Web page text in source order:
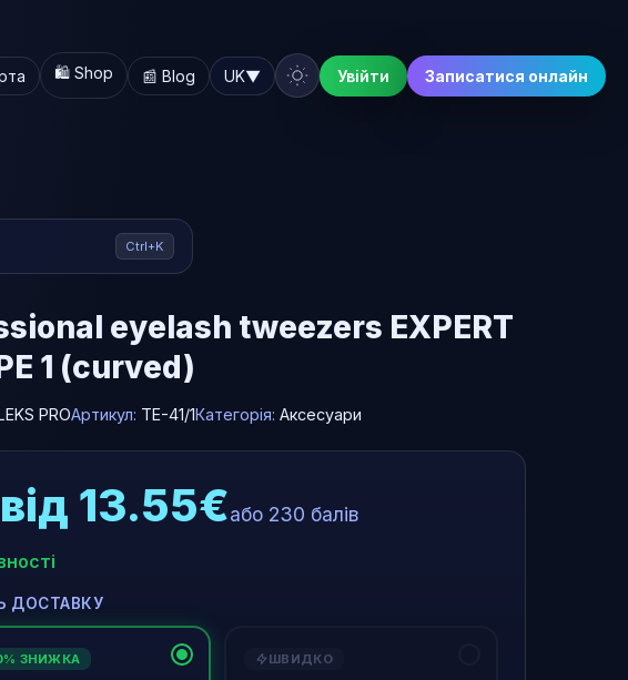
🛍️ Shop 📰 Blog UK▼ Увійти Записатися онлайн
Ctrl+K
eyelash tweezers EXPERT
1 (curved)
PROАртикул: TE-41/1Категорія: Аксесуари
від 13.55€або 230 балів
ДОСТАВКУ
ЗНИЖКА ШВИДКО